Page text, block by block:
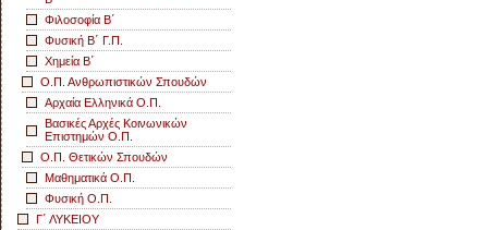
Φιλοσοφία Β΄
Φυσική Β΄ Γ.Π.
Χημεία Β΄
Ο.Π. Ανθρωπιστικών Σπουδών
Αρχαία Ελληνικά Ο.Π.
Βασικές Αρχές Κοινωνικών
Επιστημών Ο.Π.
Ο.Π. Θετικών Σπουδών
Μαθηματικά Ο.Π.
Φυσική Ο.Π.
Γ΄ ΛΥΚΕΙΟΥ